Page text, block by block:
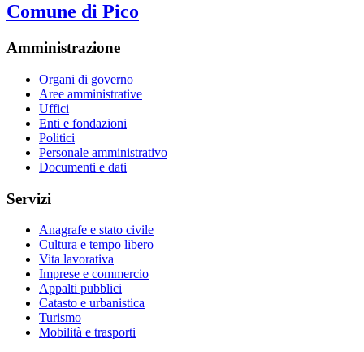
Comune di Pico
Amministrazione
Organi di governo
Aree amministrative
Uffici
Enti e fondazioni
Politici
Personale amministrativo
Documenti e dati
Servizi
Anagrafe e stato civile
Cultura e tempo libero
Vita lavorativa
Imprese e commercio
Appalti pubblici
Catasto e urbanistica
Turismo
Mobilità e trasporti